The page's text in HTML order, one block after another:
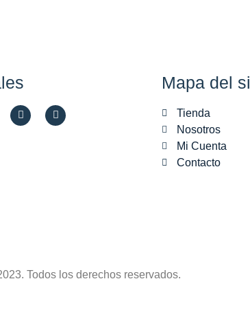
Mapa del
Tienda
Nosotros
Mi Cuenta
Contacto
Todos los derechos reservados.